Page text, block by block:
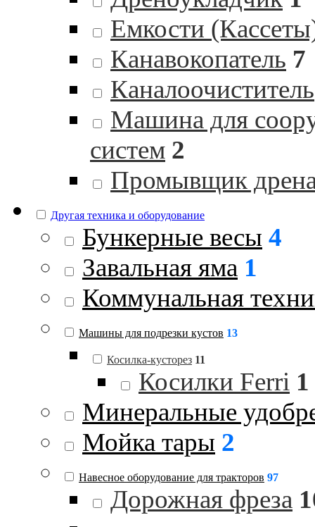
Емкости
Канавокопатель 7
Каналоочиститель
Машина для
систем 2
Промывщик
Другая техника и оборудование
Бункерные весы 4
Завальная яма 1
Коммунальная
Машины для подрезки кустов 13
Косилка-кусторез 11
Косилки Ferri 1
Минеральные
Мойка тары 2
Навесное оборудование для тракторов 97
Дорожная фреза